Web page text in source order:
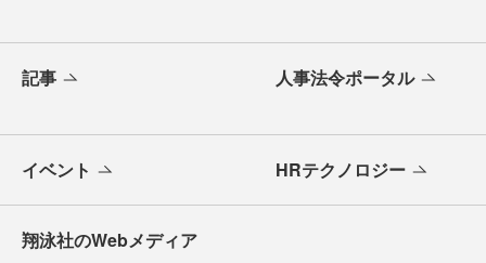
記事 人事法令ポータル
イベント HRテクノロジー
翔泳社のWebメディア